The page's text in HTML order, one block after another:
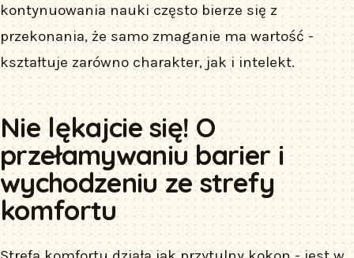
kontynuowania nauki często bierze się z
przekonania, że samo zmaganie ma wartość -
kształtuje zarówno charakter, jak i intelekt.
Nie lękajcie się! O
przełamywaniu barier i
wychodzeniu ze strefy
komfortu